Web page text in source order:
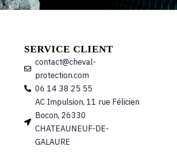
SERVICE CLIENT
contact@cheval-
protection.com
06 14 38 25 55
AC Impulsion, 11 rue Félicien
Bocon, 26330
CHATEAUNEUF-DE-
GALAURE